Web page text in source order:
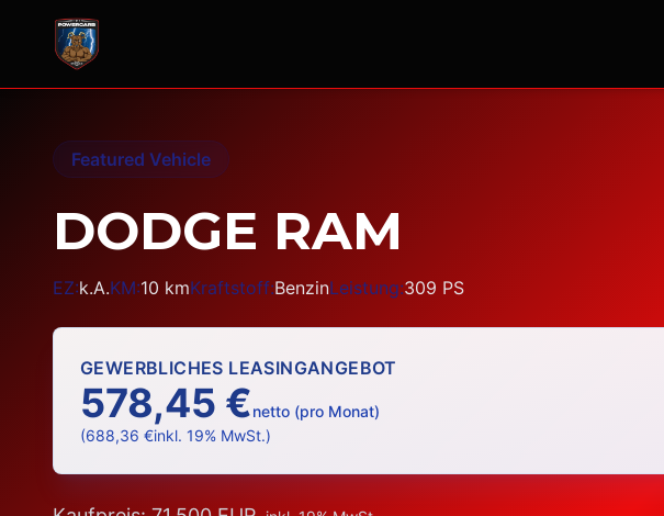
Featured Vehicle
DODGE RAM
EZ:k.A.KM:10 kmKraftstoff:BenzinLeistung:309 PS
GEWERBLICHES LEASINGANGEBOT
578,45 €netto (pro Monat)
(688,36 €inkl. 19% MwSt.)